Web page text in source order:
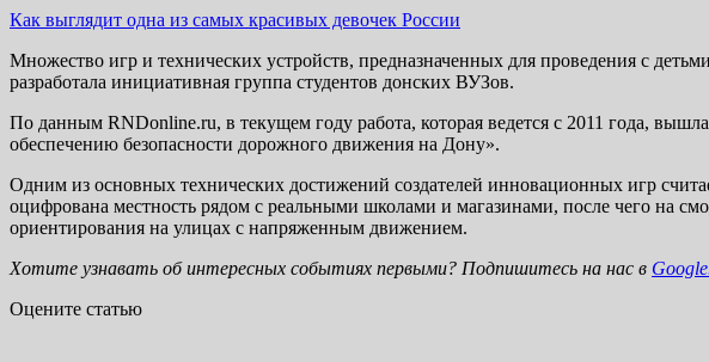
Как выглядит одна из самых красивых девочек России
Множество игр и технических устройств, предназначенных для проведения с
разработала инициативная группа студентов донских ВУЗов.
По данным RNDonline.ru, в текущем году работа, которая ведется с 2011 года,
обеспечению безопасности дорожного движения на Дону».
Одним из основных технических достижений создателей инновационных игр
оцифрована местность рядом с реальными школами и магазинами, после чего на
ориентирования на улицах с напряженным движением.
Хотите узнавать об интересных событиях первыми? Подпишитесь на нас в
Оцените статью